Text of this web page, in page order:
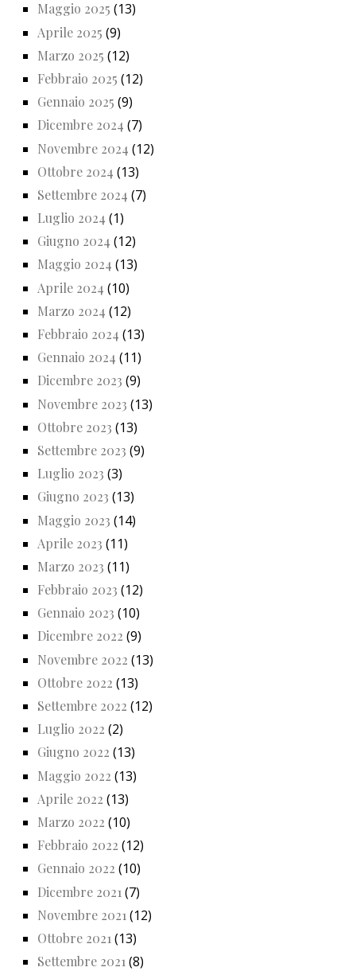
Maggio 2025 (13)
Aprile 2025 (9)
Marzo 2025 (12)
Febbraio 2025 (12)
Gennaio 2025 (9)
Dicembre 2024 (7)
Novembre 2024 (12)
Ottobre 2024 (13)
Settembre 2024 (7)
Luglio 2024 (1)
Giugno 2024 (12)
Maggio 2024 (13)
Aprile 2024 (10)
Marzo 2024 (12)
Febbraio 2024 (13)
Gennaio 2024 (11)
Dicembre 2023 (9)
Novembre 2023 (13)
Ottobre 2023 (13)
Settembre 2023 (9)
Luglio 2023 (3)
Giugno 2023 (13)
Maggio 2023 (14)
Aprile 2023 (11)
Marzo 2023 (11)
Febbraio 2023 (12)
Gennaio 2023 (10)
Dicembre 2022 (9)
Novembre 2022 (13)
Ottobre 2022 (13)
Settembre 2022 (12)
Luglio 2022 (2)
Giugno 2022 (13)
Maggio 2022 (13)
Aprile 2022 (13)
Marzo 2022 (10)
Febbraio 2022 (12)
Gennaio 2022 (10)
Dicembre 2021 (7)
Novembre 2021 (12)
Ottobre 2021 (13)
Settembre 2021 (8)